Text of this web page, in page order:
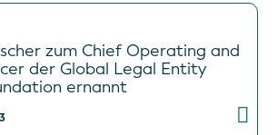
zum Chief Operating and
der Global Legal Entity
ernannt